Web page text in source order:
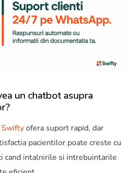
un chatbot asupra
Swiftyofera suport rapid, dar
pacientilor poate creste cu
cand intalnirile si intrebuintarile